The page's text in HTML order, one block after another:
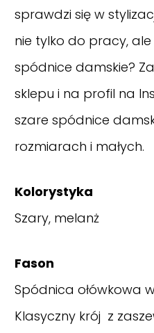
sprawdzi się w
nie tylko do pracy, ale
spódnice damskie?
sklepu i na profil na
szare spódnice
rozmiarach i małych.
Kolorystyka
Szary, melanż
Fason
Spódnica ołówkowa
Klasyczny krój z